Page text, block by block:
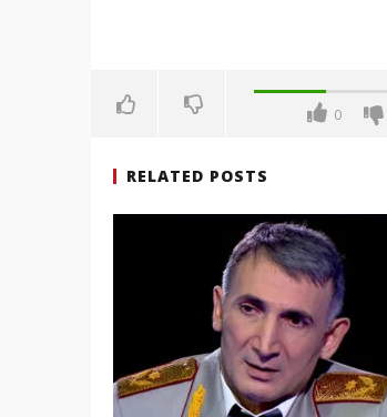
0
RELATED POSTS